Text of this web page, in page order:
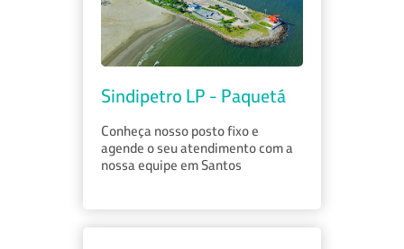
Sindipetro LP - Paquetá
Conheça nosso posto fixo e
agende o seu atendimento com a
nossa equipe em Santos